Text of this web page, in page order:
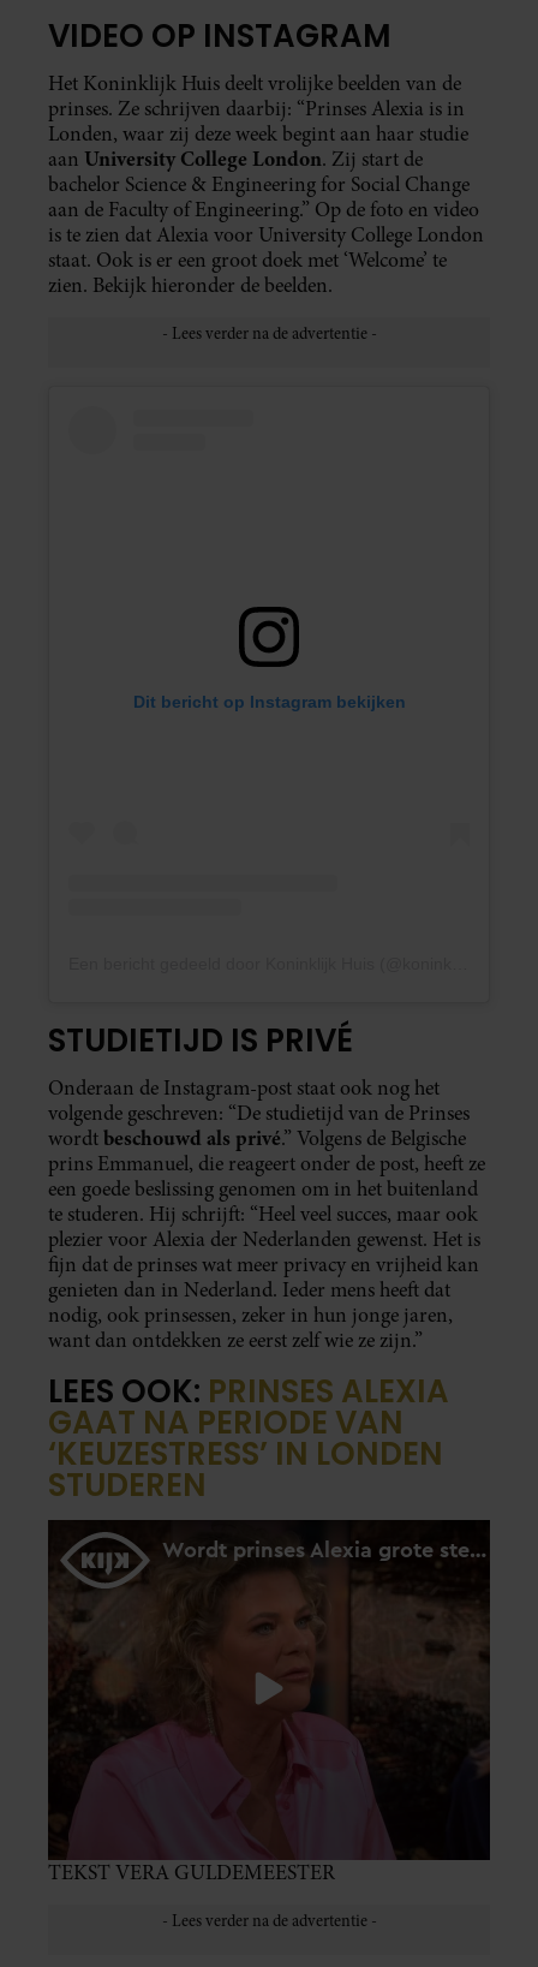
VIDEO OP INSTAGRAM
Het Koninklijk Huis deelt vrolijke beelden van de
prinses. Ze schrijven daarbij: “Prinses Alexia is in
Londen, waar zij deze week begint aan haar studie
aan University College London. Zij start de
bachelor Science & Engineering for Social Change
aan de Faculty of Engineering.” Op de foto en video
is te zien dat Alexia voor University College London
staat. Ook is er een groot doek met ‘Welcome’ te
zien. Bekijk hieronder de beelden.
Dit bericht op Instagram bekijken
STUDIETIJD IS PRIVÉ
Onderaan de Instagram-post staat ook nog het
volgende geschreven: “De studietijd van de Prinses
wordtbeschouwd als privé.” Volgens de Belgische
prins Emmanuel, die reageert onder de post, heeft ze
een goede beslissing genomen om in het buitenland
te studeren. Hij schrijft: “Heel veel succes, maar ook
plezier voor Alexia der Nederlanden gewenst. Het is
fijn dat de prinses wat meer privacy en vrijheid kan
genieten dan in Nederland. Ieder mens heeft dat
nodig, ook prinsessen, zeker in hun jonge jaren,
want dan ontdekken ze eerst zelf wie ze zijn.”
LEES OOK: PRINSES ALEXIA
GAAT NA PERIODE VAN
‘KEUZESTRESS’ IN LONDEN
STUDEREN
TEKST VERA GULDEMEESTER